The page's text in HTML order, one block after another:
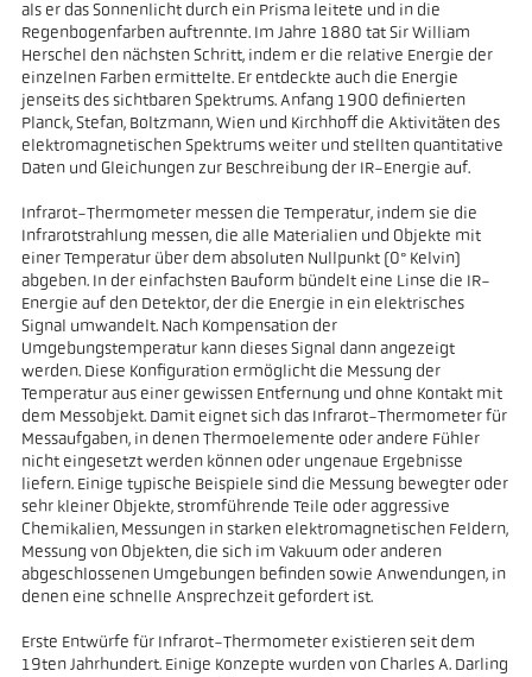
als er das Sonnenlicht durch ein Prisma leitete und in die
Regenbogenfarben auftrennte. Im Jahre 1880 tat Sir William
Herschel den nächsten Schritt, indem er die relative Energie der
einzelnen Farben ermittelte. Er entdeckte auch die Energie
jenseits des sichtbaren Spektrums. Anfang 1900 definierten
Planck, Stefan, Boltzmann, Wien und Kirchhoff die Aktivitäten des
elektromagnetischen Spektrums weiter und stellten quantitative
Daten und Gleichungen zur Beschreibung der IR-Energie auf.
Infrarot-Thermometer messen die Temperatur, indem sie die
Infrarotstrahlung messen, die alle Materialien und Objekte mit
einer Temperatur über dem absoluten Nullpunkt (0° Kelvin)
abgeben. In der einfachsten Bauform bündelt eine Linse die IR-
Energie auf den Detektor, der die Energie in ein elektrisches
Signal umwandelt. Nach Kompensation der
Umgebungstemperatur kann dieses Signal dann angezeigt
werden. Diese Konfiguration ermöglicht die Messung der
Temperatur aus einer gewissen Entfernung und ohne Kontakt mit
dem Messobjekt. Damit eignet sich das Infrarot-Thermometer für
Messaufgaben, in denen Thermoelemente oder andere Fühler
nicht eingesetzt werden können oder ungenaue Ergebnisse
liefern. Einige typische Beispiele sind die Messung bewegter oder
sehr kleiner Objekte, stromführende Teile oder aggressive
Chemikalien, Messungen in starken elektromagnetischen Feldern,
Messung von Objekten, die sich im Vakuum oder anderen
abgeschlossenen Umgebungen befinden sowie Anwendungen, in
denen eine schnelle Ansprechzeit gefordert ist.
Erste Entwürfe für Infrarot-Thermometer existieren seit dem
19ten Jahrhundert. Einige Konzepte wurden von Charles A. Darling